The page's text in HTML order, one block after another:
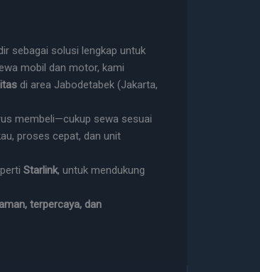
sebagai solusi lengkap untuk
mobil dan motor, kami
di area Jabodetabek (Jakarta,
membeli—cukup sewa sesuai
proses cepat, dan unit
Starlink, untuk mendukung
terpercaya, dan